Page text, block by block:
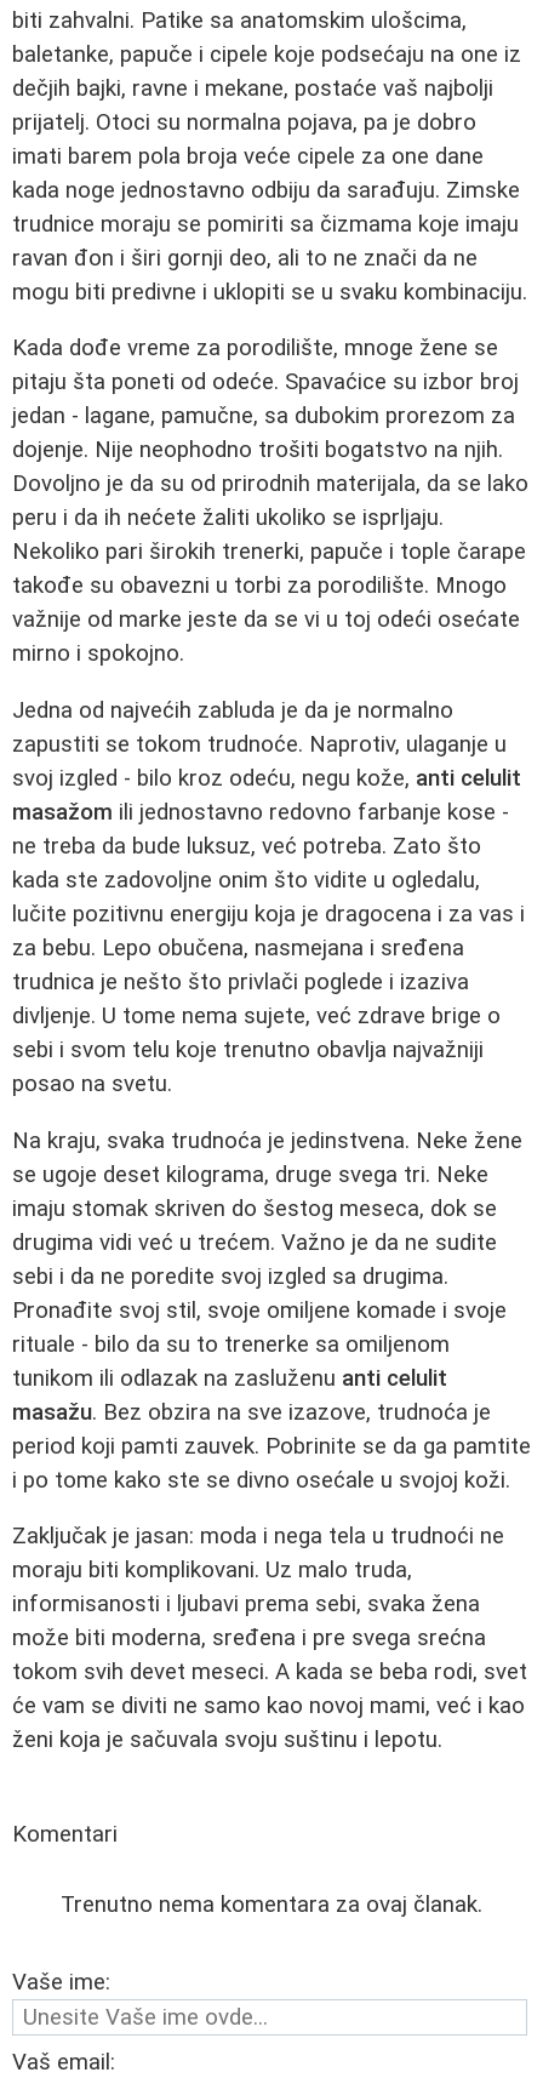
biti zahvalni. Patike sa anatomskim ulošcima,
baletanke, papuče i cipele koje podsećaju na one iz
dečjih bajki, ravne i mekane, postaće vaš najbolji
prijatelj. Otoci su normalna pojava, pa je dobro
imati barem pola broja veće cipele za one dane
kada noge jednostavno odbiju da sarađuju. Zimske
trudnice moraju se pomiriti sa čizmama koje imaju
ravan đon i širi gornji deo, ali to ne znači da ne
mogu biti predivne i uklopiti se u svaku kombinaciju.
Kada dođe vreme za porodilište, mnoge žene se
pitaju šta poneti od odeće. Spavaćice su izbor broj
jedan - lagane, pamučne, sa dubokim prorezom za
dojenje. Nije neophodno trošiti bogatstvo na njih.
Dovoljno je da su od prirodnih materijala, da se lako
peru i da ih nećete žaliti ukoliko se isprljaju.
Nekoliko pari širokih trenerki, papuče i tople čarape
takođe su obavezni u torbi za porodilište. Mnogo
važnije od marke jeste da se vi u toj odeći osećate
mirno i spokojno.
Jedna od najvećih zabluda je da je normalno
zapustiti se tokom trudnoće. Naprotiv, ulaganje u
svoj izgled - bilo kroz odeću, negu kože, anti celulit
masažom ili jednostavno redovno farbanje kose -
ne treba da bude luksuz, već potreba. Zato što
kada ste zadovoljne onim što vidite u ogledalu,
lučite pozitivnu energiju koja je dragocena i za vas i
za bebu. Lepo obučena, nasmejana i sređena
trudnica je nešto što privlači poglede i izaziva
divljenje. U tome nema sujete, već zdrave brige o
sebi i svom telu koje trenutno obavlja najvažniji
posao na svetu.
Na kraju, svaka trudnoća je jedinstvena. Neke žene
se ugoje deset kilograma, druge svega tri. Neke
imaju stomak skriven do šestog meseca, dok se
drugima vidi već u trećem. Važno je da ne sudite
sebi i da ne poredite svoj izgled sa drugima.
Pronađite svoj stil, svoje omiljene komade i svoje
rituale - bilo da su to trenerke sa omiljenom
tunikom ili odlazak na zasluženu anti celulit
masažu. Bez obzira na sve izazove, trudnoća je
period koji pamti zauvek. Pobrinite se da ga pamtite
i po tome kako ste se divno osećale u svojoj koži.
Zaključak je jasan: moda i nega tela u trudnoći ne
moraju biti komplikovani. Uz malo truda,
informisanosti i ljubavi prema sebi, svaka žena
može biti moderna, sređena i pre svega srećna
tokom svih devet meseci. A kada se beba rodi, svet
će vam se diviti ne samo kao novoj mami, već i kao
ženi koja je sačuvala svoju suštinu i lepotu.
Komentari
Trenutno nema komentara za ovaj članak.
Vaše ime:
Vaš email: